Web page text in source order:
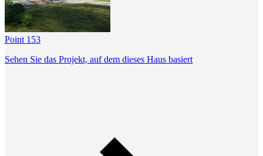
Point 153
Sehen Sie das Projekt, auf dem dieses Haus basiert